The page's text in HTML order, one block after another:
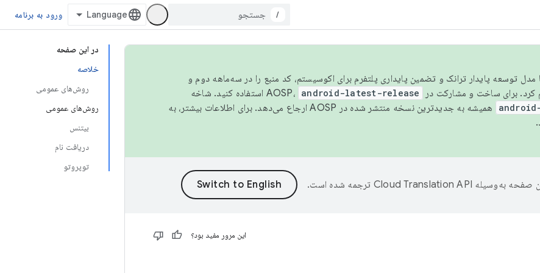
/ ورود به برنامه
در این صفحه
خلاصه
روش‌های عمومی
روش‌های عمومی
بیتنس
دریافت نام
توپروتو
شدن با مدل توسعه پایدار ترانک و تضمین پایداری پلتفرم برای اکوسیستم، کد منبع را در سه‌ماهه دوم و
android-latest-release
استفاده کنید. شاخه
همیشه به جدیدترین نسخه منتشر شده در AOSP ارجاع می‌دهد. برای اطلاعات بیشتر، به
صفحه به‌وسیله ترجمه شده است.
این مرور مفید بود؟